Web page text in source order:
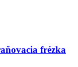
frézka